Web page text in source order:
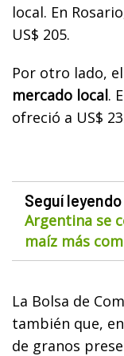
local. En
US$ 205.
Por otro lado,
mercado local.
ofreció a US$
Seguí leyendo
Argentina se
maíz más
La Bolsa de
también que,
de granos